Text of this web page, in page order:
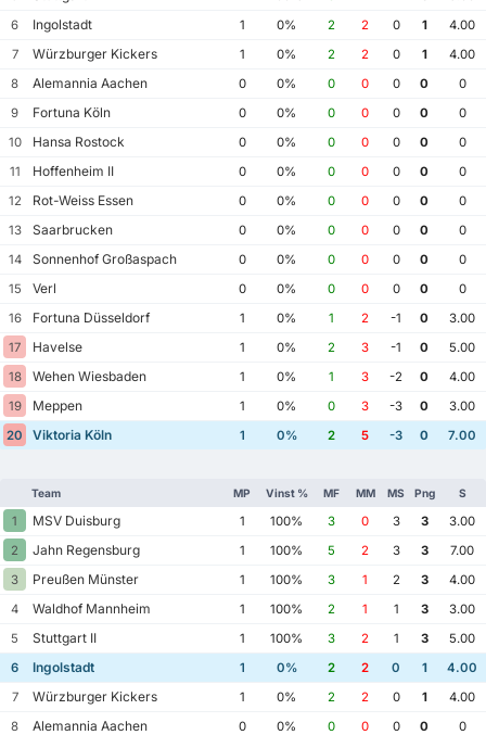
6
Ingolstadt 1 0% 2 2 0 1
4.00
7
Würzburger Kickers 1 0% 2 2 0 1
4.00
8
Alemannia Aachen 0 0% 0 0 0 0
0
9
Fortuna Köln 0 0% 0 0 0 0
0
10
Hansa Rostock 0 0% 0 0 0 0
0
11
Hoffenheim II 0 0% 0 0 0 0
0
12
Rot-Weiss Essen 0 0% 0 0 0 0
0
13
Saarbrucken 0 0% 0 0 0 0
0
14
Sonnenhof Großaspach 0 0% 0 0 0 0
0
15
Verl 0 0% 0 0 0 0
0
16
Fortuna Düsseldorf 1 0% 1 2 -1 0
3.00
17
Havelse 1 0% 2 3 -1 0
5.00
18
Wehen Wiesbaden 1 0% 1 3 -2 0
4.00
19
Meppen 1 0% 0 3 -3 0
3.00
20
Viktoria Köln 1 0% 2 5 -3 0 7.00
Team MP Vinst % MF MM MS Png S
1 MSV Duisburg 1 100% 3 0 3 3
3.00
2
Jahn Regensburg 1 100% 5 2 3 3
7.00
3
Preußen Münster 1 100% 3 1 2 3
4.00
4
Waldhof Mannheim 1 100% 2 1 1 3
3.00
5
Stuttgart II 1 100% 3 2 1 3
5.00
6
Ingolstadt 1 0% 2 2 0 1
4.00
7
Würzburger Kickers 1 0% 2 2 0 1
4.00
8
Alemannia Aachen 0 0% 0 0 0 0
0